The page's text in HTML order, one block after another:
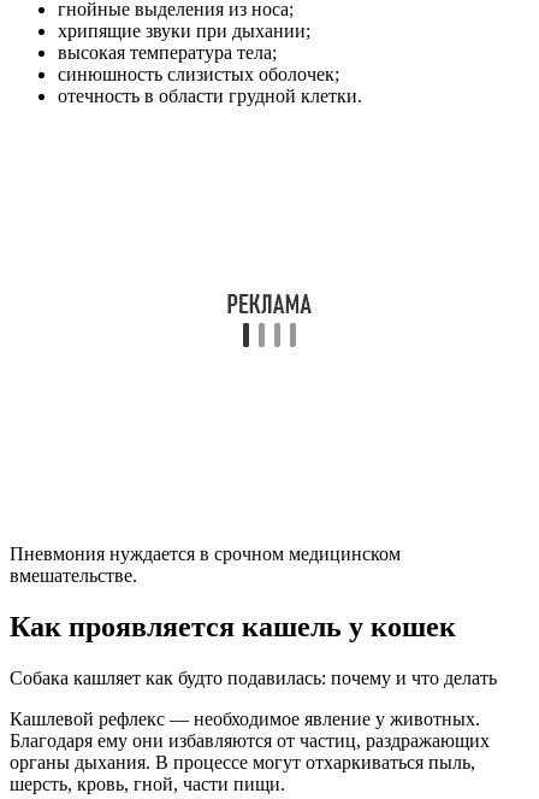
гнойные выделения из носа;
хрипящие звуки при дыхании;
высокая температура тела;
синюшность слизистых оболочек;
отечность в области грудной клетки.
Пневмония нуждается в срочном медицинском
вмешательстве.
Как проявляется кашель у кошек
Собака кашляет как будто подавилась: почему и что делать
Кашлевой рефлекс — необходимое явление у животных.
Благодаря ему они избавляются от частиц, раздражающих
органы дыхания. В процессе могут отхаркиваться пыль,
шерсть, кровь, гной, части пищи.